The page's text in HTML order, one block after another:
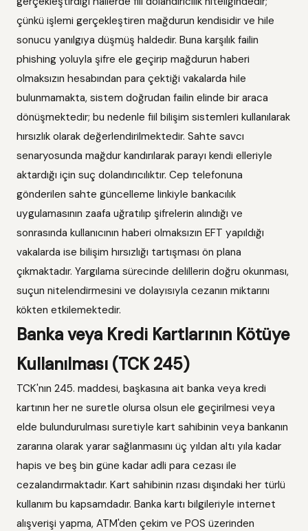
çünkü işlemi gerçekleştiren mağdurun kendisidir ve hile
sonucu yanılgıya düşmüş haldedir. Buna karşılık failin
phishing yoluyla şifre ele geçirip mağdurun haberi
olmaksızın hesabından para çektiği vakalarda hile
bulunmamakta, sistem doğrudan failin elinde bir araca
dönüşmektedir; bu nedenle fiil bilişim sistemleri kullanılarak
hırsızlık olarak değerlendirilmektedir. Sahte savcı
senaryosunda mağdur kandırılarak parayı kendi elleriyle
aktardığı için suç dolandırıcılıktır. Cep telefonuna
gönderilen sahte güncelleme linkiyle bankacılık
uygulamasının zaafa uğratılıp şifrelerin alındığı ve
sonrasında kullanıcının haberi olmaksızın EFT yapıldığı
vakalarda ise bilişim hırsızlığı tartışması ön plana
çıkmaktadır. Yargılama sürecinde delillerin doğru okunması,
suçun nitelendirmesini ve dolayısıyla cezanın miktarını
kökten etkilemektedir.
Banka veya Kredi Kartlarının Kötüye
Kullanılması (TCK 245)
TCK'nın 245. maddesi, başkasına ait banka veya kredi
kartının her ne suretle olursa olsun ele geçirilmesi veya
elde bulundurulması suretiyle kart sahibinin veya bankanın
zararına olarak yarar sağlanmasını üç yıldan altı yıla kadar
hapis ve beş bin güne kadar adli para cezası ile
cezalandırmaktadır. Kart sahibinin rızası dışındaki her türlü
kullanım bu kapsamdadır. Banka kartı bilgileriyle internet
alışverişi yapma, ATM'den çekim ve POS üzerinden